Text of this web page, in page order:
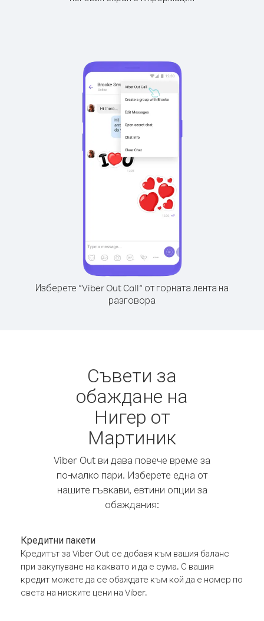
Изберете “Viber Out Call” от горната лента на
разговора
Съвети за
обаждане на
Нигер от
Мартиник
Viber Out ви дава повече време за
по-малко пари. Изберете една от
нашите гъвкави, евтини опции за
обаждания:
Кредитни пакети
Кредитът за Viber Out се добавя към вашия баланс
при закупуване на каквато и да е сума. С вашия
кредит можете да се обаждате към кой да е номер по
света на ниските цени на Viber.